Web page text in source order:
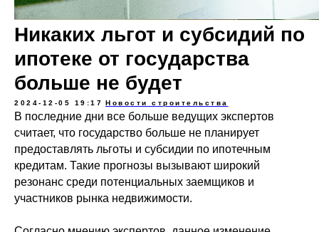
Никаких льгот и субсидий по
ипотеке от государства
больше не будет
2024-12-05 19:17 Новости строительства
В последние дни все больше ведущих экспертов
считает, что государство больше не планирует
предоставлять льготы и субсидии по ипотечным
кредитам. Такие прогнозы вызывают широкий
резонанс среди потенциальных заемщиков и
участников рынка недвижимости.